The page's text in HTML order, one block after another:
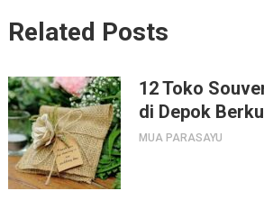
Related Posts
12 Toko
di Depok
MUA PARASAYU